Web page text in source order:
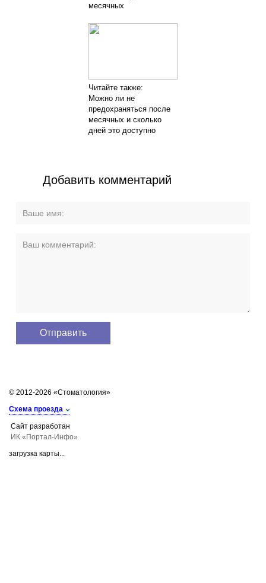
месячных
Читайте также:
Можно ли не
предохраняться после
месячных и сколько
дней это доступно
Добавить комментарий
© 2012-2026 «Стоматология»
Схема проезда
Сайт разработан
ИК «Портал-Инфо»
загрузка карты...